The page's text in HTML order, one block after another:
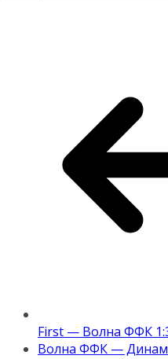
First — Волна ФФК
Волна ФФК —